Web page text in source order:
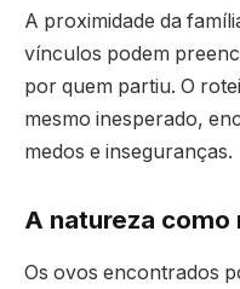
A proximidade da
vínculos podem
por quem partiu. O
mesmo inesperado,
medos e inseguranças.
A natureza
Os ovos encontrados